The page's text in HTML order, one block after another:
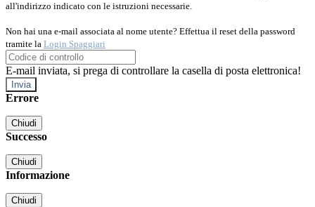
all'indirizzo indicato con le istruzioni necessarie.
Non hai una e-mail associata al nome utente? Effettua il reset della password
tramite la Login Spaggiari
E-mail inviata, si prega di controllare la casella di posta elettronica!
Errore
Chiudi
Successo
Chiudi
Informazione
Chiudi